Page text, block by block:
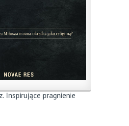
Inspirujące pragnienie